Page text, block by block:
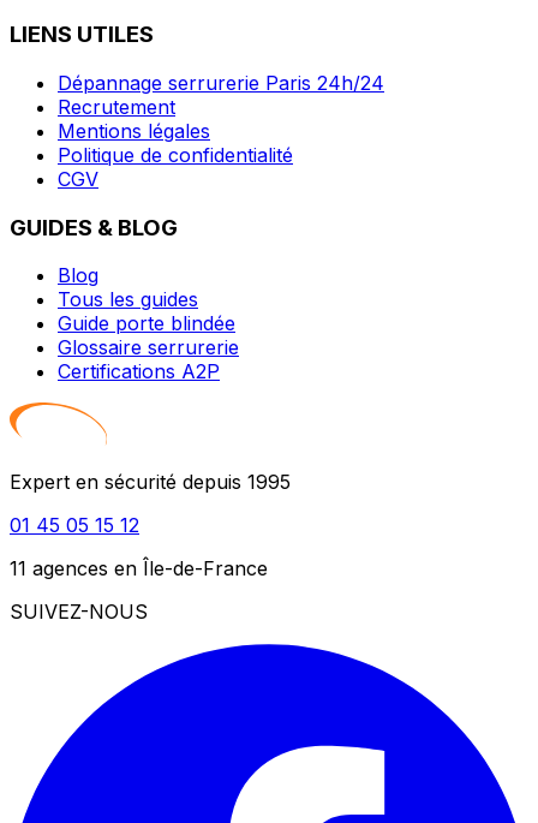
LIENS UTILES
Dépannage serrurerie Paris 24h/24
Recrutement
Mentions légales
Politique de confidentialité
CGV
GUIDES & BLOG
Blog
Tous les guides
Guide porte blindée
Glossaire serrurerie
Certifications A2P
Expert en sécurité depuis 1995
01 45 05 15 12
11 agences en Île-de-France
SUIVEZ-NOUS